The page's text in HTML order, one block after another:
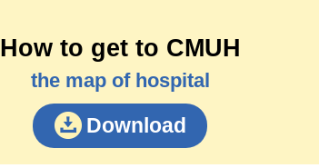
How to get to CMUH
the map of hospital
Download